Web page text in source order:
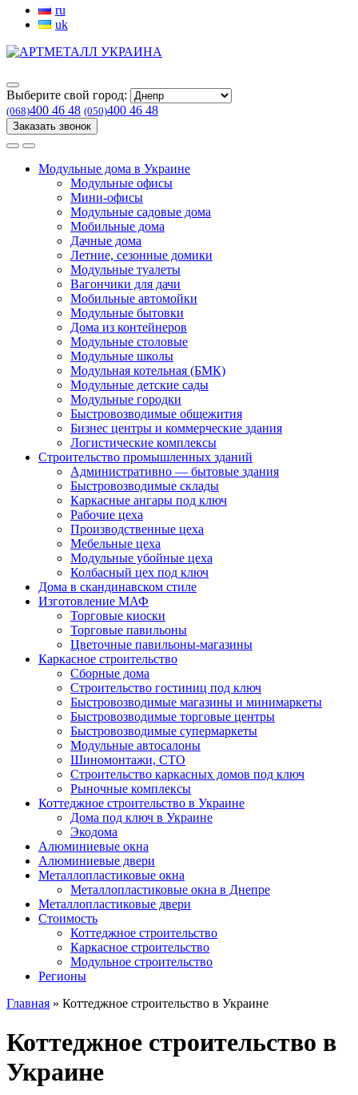
ru
uk
Выберите свой город:
(068)400 46 48 (050)400 46 48
Заказать звонок
Модульные дома в Украине
Модульные офисы
Мини-офисы
Модульные садовые дома
Мобильные дома
Дачные дома
Летние, сезонные домики
Модульные туалеты
Вагончики для дачи
Мобильные автомойки
Модульные бытовки
Дома из контейнеров
Модульные столовые
Модульные школы
Модульная котельная (БМК)
Модульные детские сады
Модульные городки
Быстровозводимые общежития
Бизнес центры и коммерческие здания
Логистические комплексы
Строительство промышленных зданий
Административно — бытовые здания
Быстровозводимые склады
Каркасные ангары под ключ
Рабочие цеха
Производственные цеха
Мебельные цеха
Модульные убойные цеха
Колбасный цех под ключ
Дома в скандинавском стиле
Изготовление МАФ
Торговые киоски
Торговые павильоны
Цветочные павильоны-магазины
Каркасное строительство
Сборные дома
Строительство гостиниц под ключ
Быстровозводимые магазины и минимаркеты
Быстровозводимые торговые центры
Быстровозводимые супермаркеты
Модульные автосалоны
Шиномонтажи, СТО
Строительство каркасных домов под ключ
Рыночные комплексы
Коттеджное строительство в Украине
Дома под ключ в Украине
Экодома
Алюминиевые окна
Алюминиевые двери
Металлопластиковые окна
Металлопластиковые окна в Днепре
Металлопластиковые двери
Стоимость
Коттеджное строительство
Каркасное строительство
Модульное строительство
Регионы
Главная » Коттеджное строительство в Украине
Коттеджное строительство в
Украине